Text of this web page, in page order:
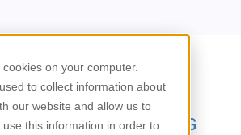
on your computer.
to collect information about
our website and allow us to
this information in order to
privacidad
DE SUN HING